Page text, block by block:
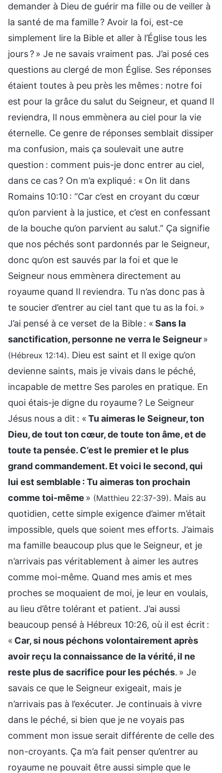
demander à Dieu de guérir ma fille ou de veiller à
la santé de ma famille ? Avoir la foi, est-ce
simplement lire la Bible et aller à l’Église tous les
jours ? » Je ne savais vraiment pas. J’ai posé ces
questions au clergé de mon Église. Ses réponses
étaient toutes à peu près les mêmes : notre foi
est pour la grâce du salut du Seigneur, et quand Il
reviendra, Il nous emmènera au ciel pour la vie
éternelle. Ce genre de réponses semblait dissiper
ma confusion, mais ça soulevait une autre
question : comment puis-je donc entrer au ciel,
dans ce cas ? On m’a expliqué : « On lit dans
Romains 10:10 : “Car c’est en croyant du cœur
qu’on parvient à la justice, et c’est en confessant
de la bouche qu’on parvient au salut.” Ça signifie
que nos péchés sont pardonnés par le Seigneur,
donc qu’on est sauvés par la foi et que le
Seigneur nous emmènera directement au
royaume quand Il reviendra. Tu n’as donc pas à
te soucier d’entrer au ciel tant que tu as la foi. »
J’ai pensé à ce verset de la Bible : «Sans la
sanctification, personne ne verra le Seigneur»
(Hébreux 12:14). Dieu est saint et Il exige qu’on
devienne saints, mais je vivais dans le péché,
incapable de mettre Ses paroles en pratique. En
quoi étais-je digne du royaume ? Le Seigneur
Jésus nous a dit : «Tu aimeras le Seigneur, ton
Dieu, de tout ton cœur, de toute ton âme, et de
toute ta pensée. C’est le premier et le plus
grand commandement. Et voici le second, qui
lui est semblable : Tu aimeras ton prochain
comme toi-même » (Matthieu 22:37-39). Mais au
quotidien, cette simple exigence d’aimer m’était
impossible, quels que soient mes efforts. J’aimais
ma famille beaucoup plus que le Seigneur, et je
n’arrivais pas véritablement à aimer les autres
comme moi-même. Quand mes amis et mes
proches se moquaient de moi, je leur en voulais,
au lieu d’être tolérant et patient. J’ai aussi
beaucoup pensé à Hébreux 10:26, où il est écrit :
« Car, si nous péchons volontairement après
avoir reçu la connaissance de la vérité, il ne
reste plus de sacrifice pour les péchés. » Je
savais ce que le Seigneur exigeait, mais je
n’arrivais pas à l’exécuter. Je continuais à vivre
dans le péché, si bien que je ne voyais pas
comment mon issue serait différente de celle des
non-croyants. Ça m’a fait penser qu’entrer au
royaume ne pouvait être aussi simple que le